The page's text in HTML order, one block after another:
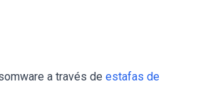
a través de estafas de